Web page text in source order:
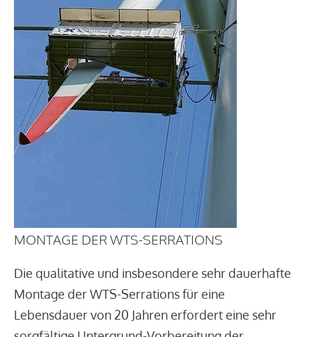
MONTAGE DER WTS-SERRATIONS
Die qualitative und insbesondere sehr dauerhafte
Montage der WTS-Serrations für eine
Lebensdauer von 20 Jahren erfordert eine sehr